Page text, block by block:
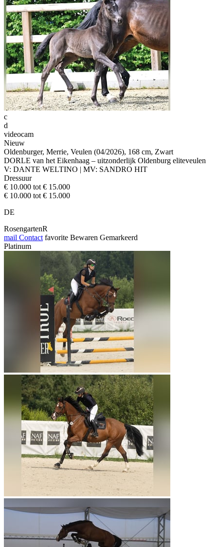
c
d
videocam
Nieuw
Oldenburger, Merrie, Veulen (04/2026), 168 cm, Zwart
DORLE van het Eikenhaag – uitzonderlijk Oldenburg eliteveulen
V: DANTE WELTINO | MV: SANDRO HIT
Dressuur
€ 10.000 tot € 15.000
€ 10.000 tot € 15.000
DE
RosengartenR
mail Contact favorite Bewaren Gemarkeerd
Platinum